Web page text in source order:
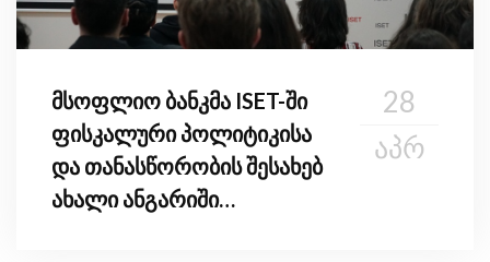
მსოფლიო ბანკმა ISET-ში
ფისკალური პოლიტიკისა
და თანასწორობის შესახებ
ახალი ანგარიში
28
ᲐᲞᲠ